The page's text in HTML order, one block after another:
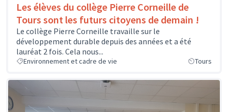
Les élèves du collège Pierre Corneille de
Tours sont les futurs citoyens de demain !
Le collège Pierre Corneille travaille sur le
développement durable depuis des années et a été
lauréat 2 fois. Cela nous...
Environnement et cadre de vie Tours